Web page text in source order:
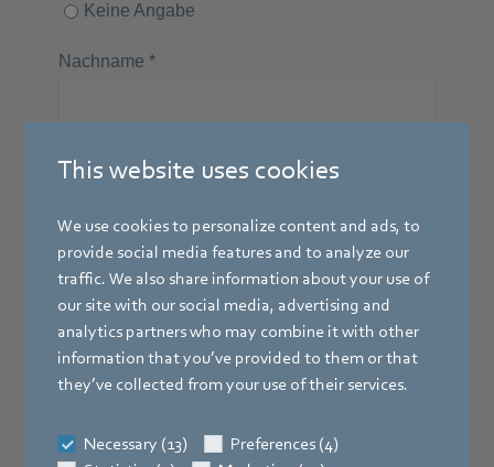
This website uses cookies
We use cookies to personalize content and ads, to
provide social media features and to analyze our
traffic. We also share information about your use of
our site with our social media, advertising and
analytics partners who may combine it with other
information that you’ve provided to them or that
they’ve collected from your use of their services.
Necessary (13)
Preferences (4)